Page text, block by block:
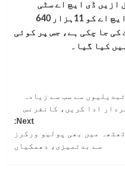
ازیں ڈی ایچ اے سٹی
پراجیکٹ کے لیے ڈی ایچ اے کو 11ہزار 640
کی جا چکی ہے، جس پر کوئی
کیا گیا۔
سے سب سے زیادہ
ادا کریں، کانفرنس
Next:
میں بھی پولیو ورکرز
سے بدتمیزی، دھمکیاں